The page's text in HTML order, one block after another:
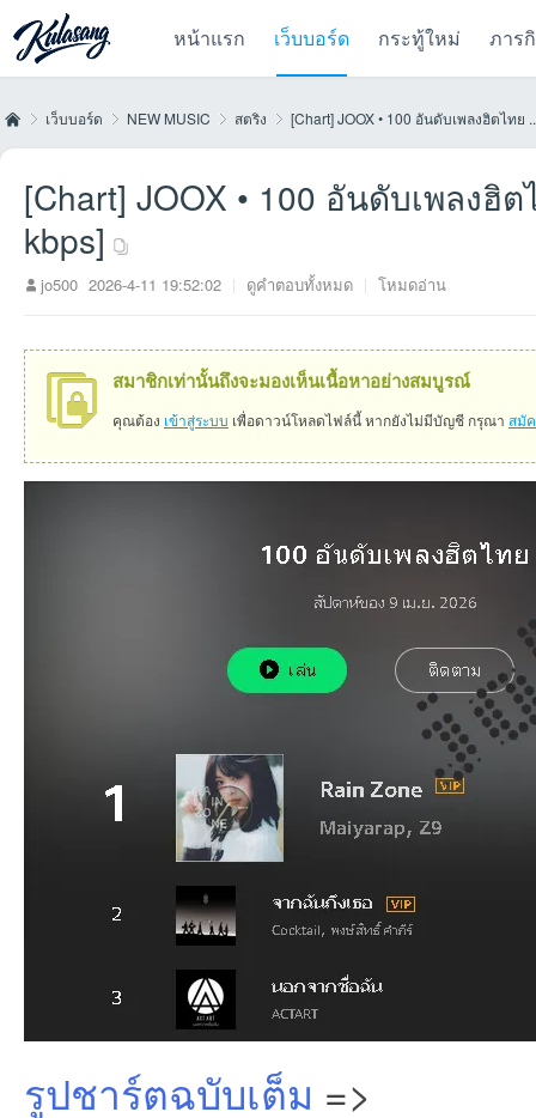
หน้าแรก เว็บบอร์ด กระทู้ใหม่ ภาร
»
เว็บบอร์ด NEW MUSIC สตริง [Chart] JOOX • 100 อันดับเพลงฮิตไทย
[Chart] JOOX • 100 อันดับเพลงฮิ
kbps]
jo500 2026-4-11 19:52:02 | ดูคำตอบทั้งหมด | โหมดอ่าน
สมาชิกเท่านั้นถึงจะมองเห็นเนื้อหาอย่างสมบูรณ์
คุณต้อง เข้าสู่ระบบ เพื่อดาวน์โหลดไฟล์นี้ หากยังไม่มีบัญชี กรุณา สมั
รูปชาร์ตฉบับเต็ม =>